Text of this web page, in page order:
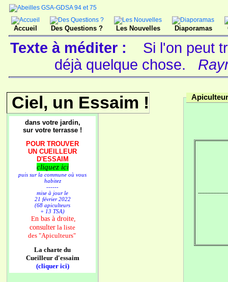
Accueil Des Questions ? Les Nouvelles Diaporamas
Texte à méditer :
Si l'on peut
déjà quelque chose.
Ciel, un Essaim !
dans votre jardin,
sur votre terrasse !
POUR TROUVER
UN CUEILLEUR
D'ESSAIM
cliquez ici
puis sur la commune où vous
habitez
------
mise à jour le
21 février 2022
(68 apiculteurs
+ 13 TSA)
En bas à droite,
consulter la liste
des "Apiculteurs"
La charte du
Cueilleur d'essaim
(cliquer ici)